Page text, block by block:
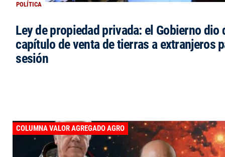
POLÍTICA
Ley de propiedad privada: el Gobierno dio
capítulo de venta de tierras a extranjeros
sesión
COLUMNA VALOR AGREGADO AGRO